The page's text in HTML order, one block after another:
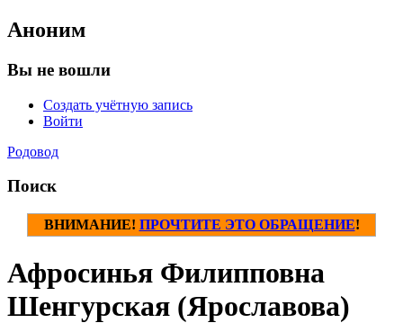
Аноним
Вы не вошли
Создать учётную запись
Войти
Родовод
Поиск
ВНИМАНИЕ! ПРОЧТИТЕ ЭТО ОБРАЩЕНИЕ!
Афросинья Филипповна
Шенгурская (Ярославова)